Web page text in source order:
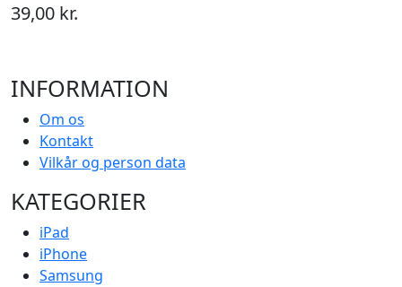
39,00 kr.
INFORMATION
Om os
Kontakt
Vilkår og person data
KATEGORIER
iPad
iPhone
Samsung